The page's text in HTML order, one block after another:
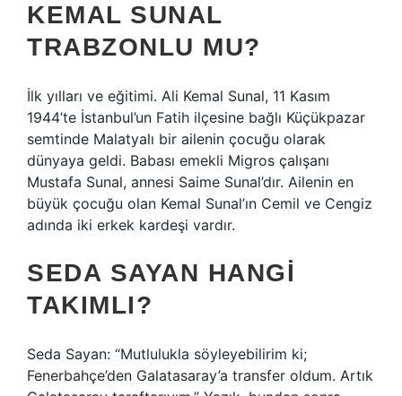
KEMAL SUNAL
TRABZONLU MU?
İlk yılları ve eğitimi. Ali Kemal Sunal, 11 Kasım
1944’te İstanbul’un Fatih ilçesine bağlı Küçükpazar
semtinde Malatyalı bir ailenin çocuğu olarak
dünyaya geldi. Babası emekli Migros çalışanı
Mustafa Sunal, annesi Saime Sunal’dır. Ailenin en
büyük çocuğu olan Kemal Sunal’ın Cemil ve Cengiz
adında iki erkek kardeşi vardır.
SEDA SAYAN HANGI
TAKIMLI?
Seda Sayan: “Mutlulukla söyleyebilirim ki;
Fenerbahçe’den Galatasaray’a transfer oldum. Artık